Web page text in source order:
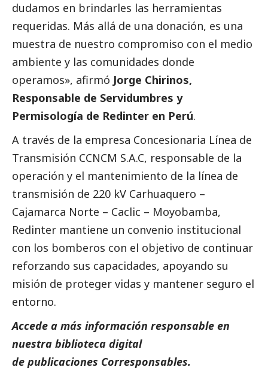
dudamos en brindarles las herramientas
requeridas. Más allá de una donación, es una
muestra de nuestro compromiso con el medio
ambiente y las comunidades donde
operamos», afirmó Jorge Chirinos,
Responsable de Servidumbres y
Permisología de Redinter en Perú.
A través de la empresa Concesionaria Línea de
Transmisión CCNCM S.A.C, responsable de la
operación y el mantenimiento de la línea de
transmisión de 220 kV Carhuaquero –
Cajamarca Norte – Caclic – Moyobamba,
Redinter mantiene un convenio institucional
con los bomberos con el objetivo de continuar
reforzando sus capacidades, apoyando su
misión de proteger vidas y mantener seguro el
entorno.
Accede a más información responsable en
nuestra biblioteca digital
de publicaciones Corresponsables.